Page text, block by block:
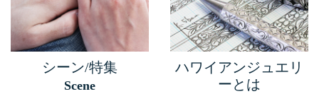
シーン/特集
Scene
ハワイアンジュエリ
ーとは